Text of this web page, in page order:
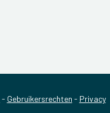
- Gebruikersrechten - Privacy